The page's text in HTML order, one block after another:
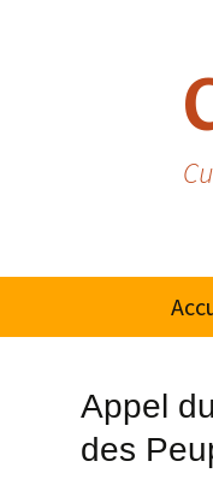
to
Appel
des